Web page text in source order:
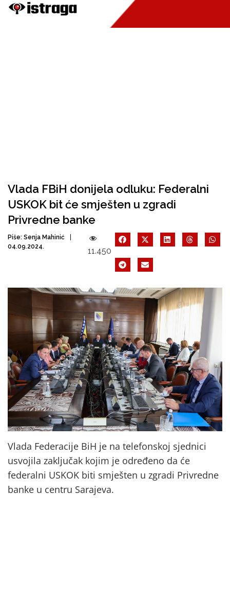
Vlada FBiH donijela odluku: Federalni
USKOK bit će smješten u zgradi
Privredne banke
Piše: Senja Mahinić
04.09.2024.
11.450
Vlada Federacije BiH je na telefonskoj sjednici
usvojila zaključak kojim je određeno da će
federalni USKOK biti smješten u zgradi Privredne
banke u centru Sarajeva.